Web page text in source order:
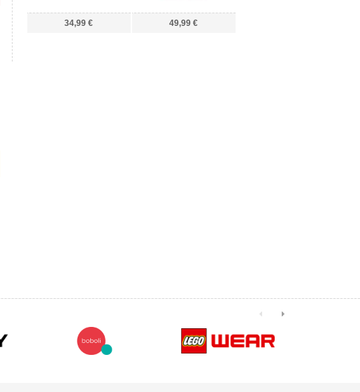
34,99 € 49,99 €